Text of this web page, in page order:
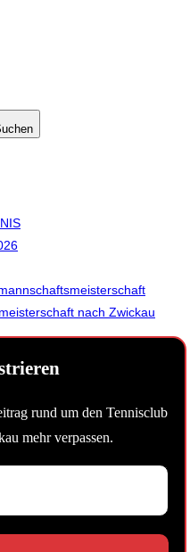
nach Zwickau
rund um den Tennisclub
mehr verpassen.